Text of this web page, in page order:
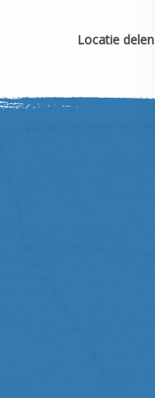
Locatie delen